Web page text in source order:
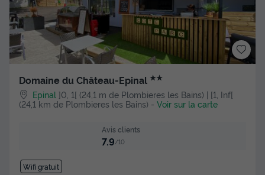
Domaine du Château-Epinal ★★
Epinal ]0, 1[ (24,1 m de Plombieres les Bains) | [1, Inf[
(24,1 km de Plombieres les Bains) - Voir sur la carte
Avis clients
7.9/10
Wifi gratuit